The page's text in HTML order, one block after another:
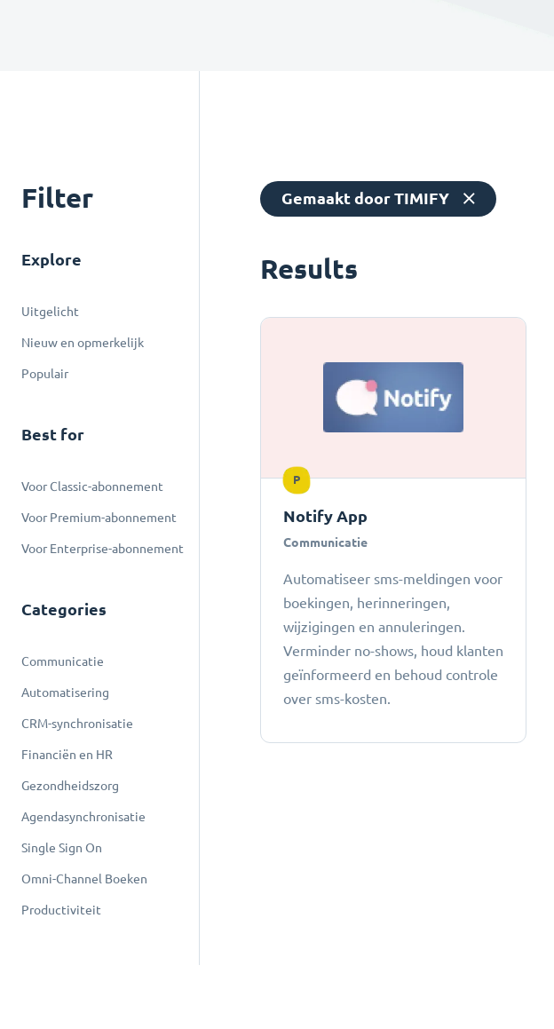
Filter
Explore
Uitgelicht
Nieuw en opmerkelijk
Populair
Best for
Voor Classic-abonnement
Voor Premium-abonnement
Voor Enterprise-abonnement
Categories
Communicatie
Automatisering
CRM-synchronisatie
Financiën en HR
Gezondheidszorg
Agendasynchronisatie
Single Sign On
Omni-Channel Boeken
Productiviteit
Gemaakt door TIMIFY
Results
P
Notify App
Communicatie
Automatiseer sms-meldingen voor
boekingen, herinneringen,
wijzigingen en annuleringen.
Verminder no-shows, houd klanten
geïnformeerd en behoud controle
over sms-kosten.